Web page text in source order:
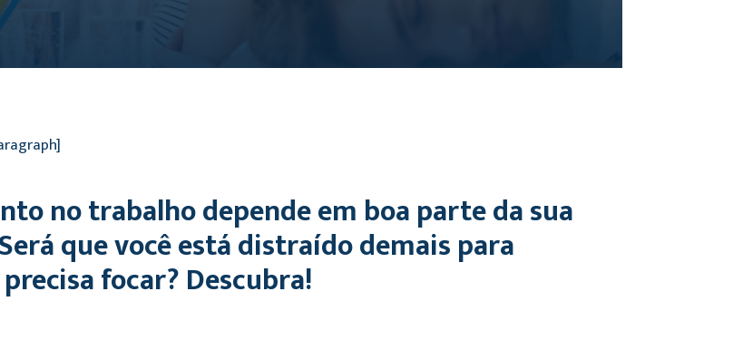
no trabalho depende em boa parte da sua
que você está distraído demais para
focar? Descubra!